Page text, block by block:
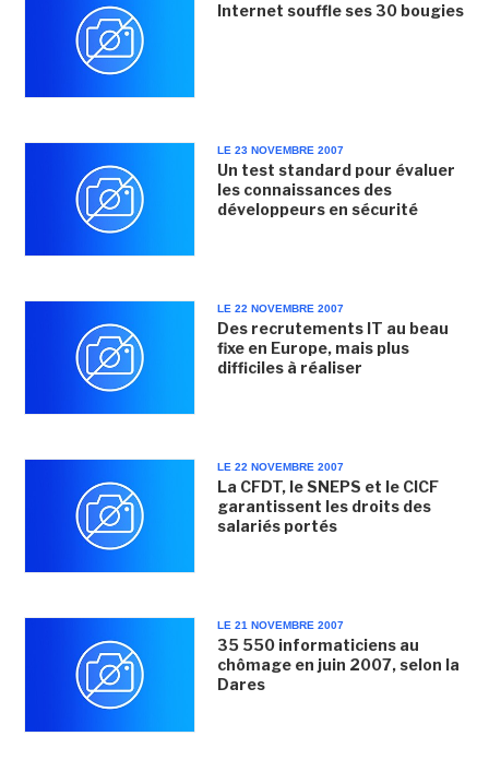
Internet souffle ses 30 bougies
LE 23 NOVEMBRE 2007
Un test standard pour évaluer
les connaissances des
développeurs en sécurité
LE 22 NOVEMBRE 2007
Des recrutements IT au beau
fixe en Europe, mais plus
difficiles à réaliser
LE 22 NOVEMBRE 2007
La CFDT, le SNEPS et le CICF
garantissent les droits des
salariés portés
LE 21 NOVEMBRE 2007
35 550 informaticiens au
chômage en juin 2007, selon la
Dares